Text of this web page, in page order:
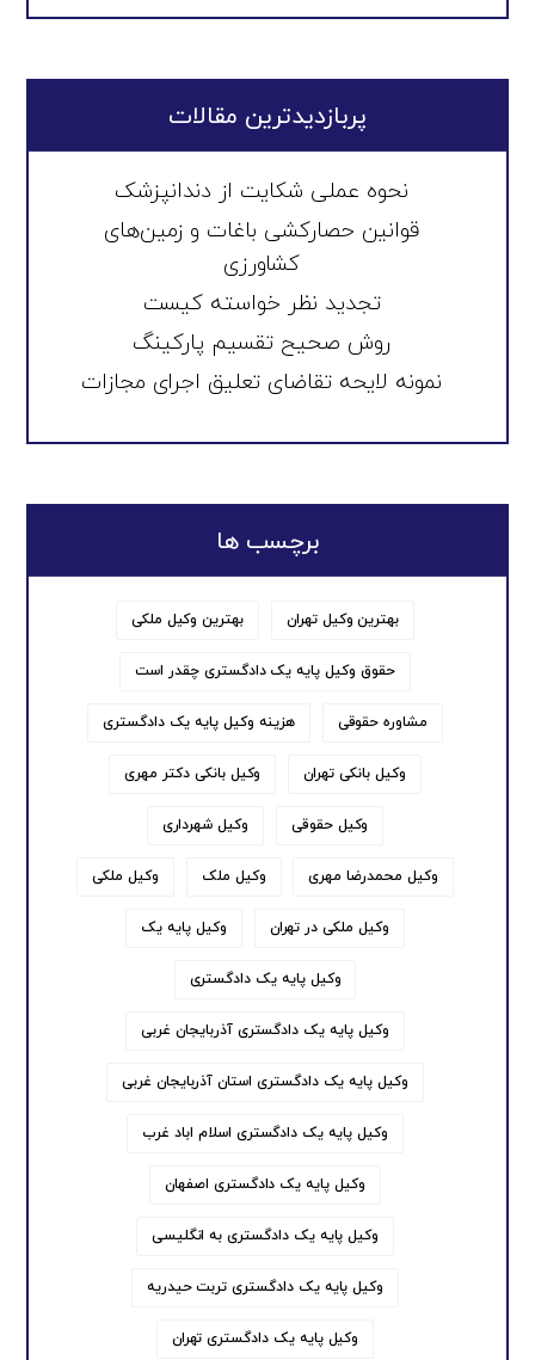
پربازدیدترین مقالات
نحوه عملی شکایت از دندانپزشک
قوانین حصارکشی باغات و زمین‌های
کشاورزی
تجدید نظر خواسته کیست
روش صحیح تقسیم پارکینگ
نمونه لایحه تقاضای تعلیق اجرای مجازات
برچسب ها
بهترین وکیل تهران بهترین وکیل ملکی
حقوق وکیل پایه یک دادگستری چقدر است
مشاوره حقوقی هزینه وکیل پایه یک دادگستری
وکیل بانکی تهران وکیل بانکی دکتر مهری
وکیل حقوقی وکیل شهرداری
وکیل محمدرضا مهری وکیل ملک وکیل ملکی
وکیل ملکی در تهران وکیل پایه یک
وکیل پایه یک دادگستری
وکیل پایه یک دادگستری آذربایجان غربی
وکیل پایه یک دادگستری استان آذربایجان غربی
وکیل پایه یک دادگستری اسلام اباد غرب
وکیل پایه یک دادگستری اصفهان
وکیل پایه یک دادگستری به انگلیسی
وکیل پایه یک دادگستری تربت حیدریه
وکیل پایه یک دادگستری تهران